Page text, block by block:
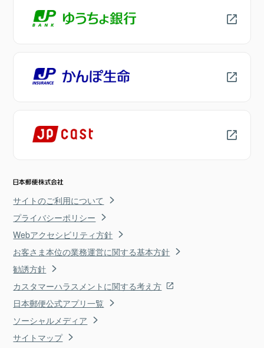
サイトのご利用について
プライバシーポリシー
Webアクセシビリティ方針
お客さま本位の業務運営に関する基本方針
勧誘方針
カスタマーハラスメントに関する考え方
日本郵便公式アプリ一覧
ソーシャルメディア
サイトマップ